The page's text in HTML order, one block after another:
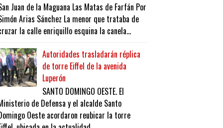
Juan de la Maguana Las Matas de Farfán Por
Arias Sánchez La menor que trataba de
la calle enriquillo esquina la canela...
Autoridades trasladarán réplica
de torre Eiffel de la avenida
Luperón
SANTO DOMINGO OESTE. El
de Defensa y el alcalde Santo
Oeste acordaron reubicar la torre